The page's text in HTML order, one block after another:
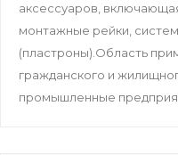
аксессуаров,
монтажные рейки,
(пластроны).Область
гражданского и
промышленные